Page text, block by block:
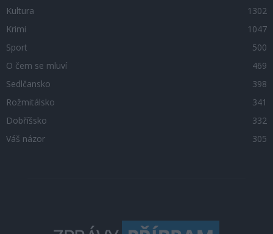
Kultura
1302
Krimi
1047
Sport
500
O čem se mluví
469
Sedlčansko
398
Rožmitálsko
341
Dobříšsko
332
Váš názor
305